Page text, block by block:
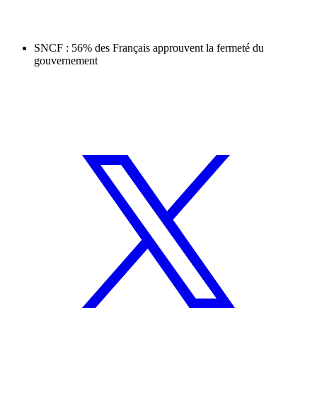
SNCF : 56% des Français approuvent la fermeté du
gouvernement